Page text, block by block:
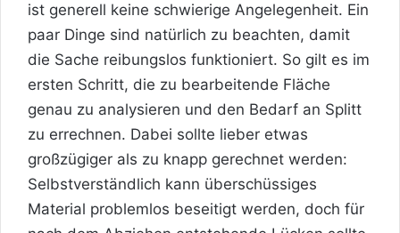
ist generell keine schwierige Angelegenheit. Ein
paar Dinge sind natürlich zu beachten, damit
die Sache reibungslos funktioniert. So gilt es im
ersten Schritt, die zu bearbeitende Fläche
genau zu analysieren und den Bedarf an Splitt
zu errechnen. Dabei sollte lieber etwas
großzügiger als zu knapp gerechnet werden:
Selbstverständlich kann überschüssiges
Material problemlos beseitigt werden, doch für